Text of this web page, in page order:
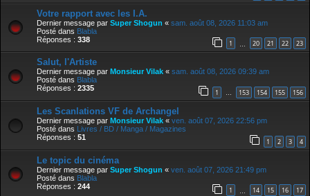
Votre rapport avec les I.A.
Dernier message par Super Shogun « sam. août 08, 2026 11:03 am
Posté dans Blabla
Réponses : 338 1 20 21 22 23
Salut, l'Artiste
Dernier message par Monsieur Vilak « sam. août 08, 2026 09:39 am
Posté dans Blabla
Réponses : 2335 1 … 153 154 155 156
Les Scanlations VF de Archangel
Dernier message par Monsieur Vilak « ven. août 07, 2026 22:56 pm
Posté dans Livres / BD / Manga / Magazines
Réponses : 51 1 2 3 4
Le topic du cinéma
Dernier message par Super Shogun « ven. août 07, 2026 21:49 pm
Posté dans Blabla
Réponses : 244 1 14 15 16 17